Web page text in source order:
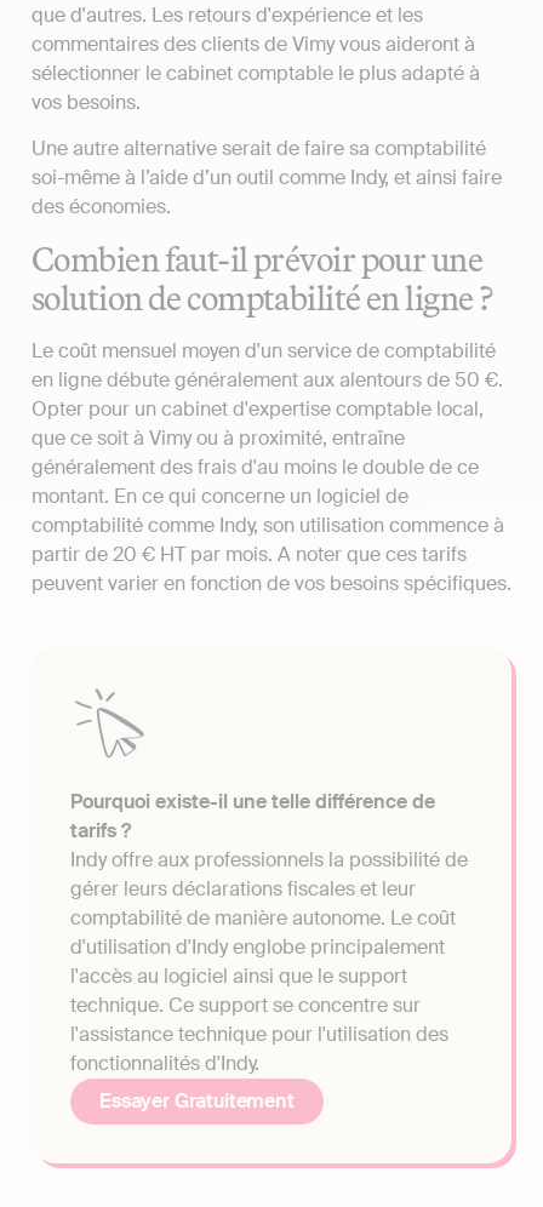
que d'autres. Les retours d'expérience et les
commentaires des clients de Vimy vous aideront à
sélectionner le cabinet comptable le plus adapté à
vos besoins.
Une autre alternative serait de faire sa comptabilité
soi-même à l’aide d’un outil comme Indy, et ainsi faire
des économies.
Combien faut-il prévoir pour une
solution de comptabilité en ligne ?
Le coût mensuel moyen d'un service de comptabilité
en ligne débute généralement aux alentours de 50 €.
Opter pour un cabinet d'expertise comptable local,
que ce soit à Vimy ou à proximité, entraîne
généralement des frais d'au moins le double de ce
montant. En ce qui concerne un logiciel de
comptabilité comme Indy, son utilisation commence à
partir de 20 € HT par mois. A noter que ces tarifs
peuvent varier en fonction de vos besoins spécifiques.
Pourquoi existe-il une telle différence de
tarifs ?
Indy offre aux professionnels la possibilité de
gérer leurs déclarations fiscales et leur
comptabilité de manière autonome. Le coût
d'utilisation d'Indy englobe principalement
l'accès au logiciel ainsi que le support
technique. Ce support se concentre sur
l'assistance technique pour l'utilisation des
fonctionnalités d'Indy.
Essayer Gratuitement